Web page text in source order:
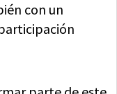
con un